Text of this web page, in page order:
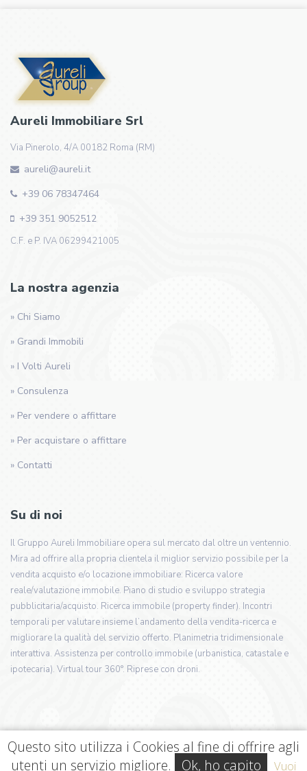
Aureli Immobiliare Srl
Via Pinerolo, 4/A 00182 Roma (RM)
aureli@aureli.it
+39 06 78347464
+39 351 9052512
C.F. e P. IVA 06299421005
La nostra agenzia
» Chi Siamo
» Grandi Immobili
» I Volti Aureli
» Consulenza
» Per vendere o affittare
» Per acquistare o affittare
» Contatti
Su di noi
Il Gruppo Aureli Immobiliare opera sul mercato dal oltre un ventennio.
Mira ad offrire alla propria clientela il miglior servizio possibile per la
vendita acquisto e/o locazione immobiliare: Ricerca valore
reale/valutazione immobile. Piano di studio e sviluppo strategia
pubblicitaria/acquisto. Ricerca immobile (property finder). Incontri
temporali per valutare insieme l’andamento della vendita-ricerca e
migliorare la qualità del servizio offerto. Planimetria tridimensionale
interattiva. Assistenza per controllo immobile (urbanistica, catastale e
ipotecaria). Virtual tour 360°. Riprese con droni.
© 2026 | Aureli Immobiliare Srl | All Rights Reserved | PI
Questo sito utilizza i Cookies al fine di offrire agli
utenti un servizio migliore.
Ok, ho capito Vuoi